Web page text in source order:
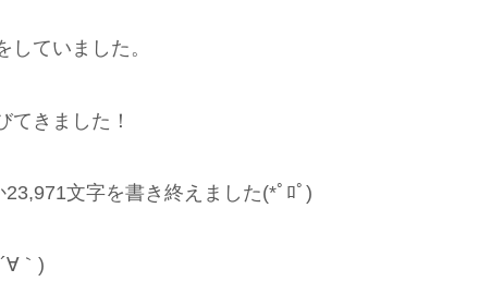
ていました。
てきました！
文字を書き終えました(*ﾟﾛﾟ)
｀)